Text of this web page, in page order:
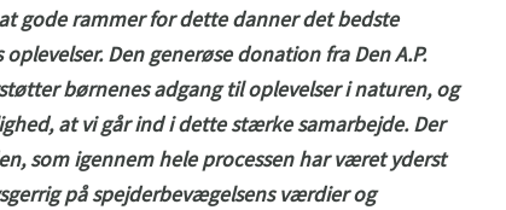
gode rammer for dette danner det bedste
Den generøse donation fra Den A.P.
børnenes adgang til oplevelser i naturen, og
at vi går ind i dette stærke samarbejde. Der
som igennem hele processen har været yderst
på spejderbevægelsens værdier og